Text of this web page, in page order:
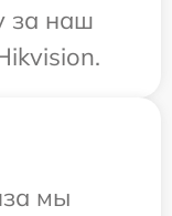
за наш
мы